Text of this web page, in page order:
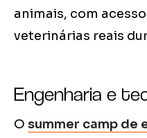
animais, com
veterinárias reais
Engenharia e
O summer camp de